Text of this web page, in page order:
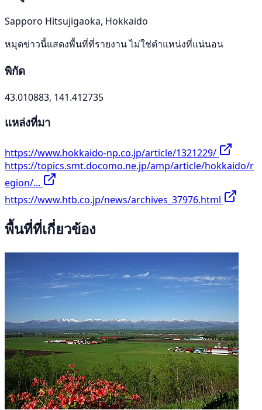
Sapporo Hitsujigaoka, Hokkaido
หมุดข่าวนี้แสดงพื้นที่ที่รายงาน ไม่ใช่ตำแหน่งที่แน่นอน
พิกัด
43.010883, 141.412735
แหล่งที่มา
https://www.hokkaido-np.co.jp/article/1321229/
https://topics.smt.docomo.ne.jp/amp/article/hokkaido/r
egion/...
https://www.htb.co.jp/news/archives_37976.html
พื้นที่ที่เกี่ยวข้อง